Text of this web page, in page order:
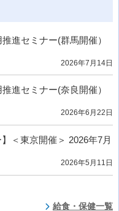
進セミナー(群馬開催）
2026年7月14日
進セミナー(奈良開催）
2026年6月22日
＜東京開催＞ 2026年7月
2026年5月11日
給食・保健一覧